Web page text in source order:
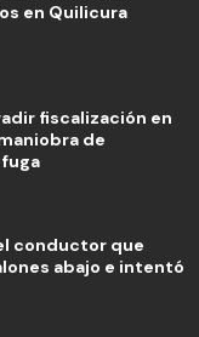
en Quilicura
fiscalización en
de
conductor que
abajo e intentó